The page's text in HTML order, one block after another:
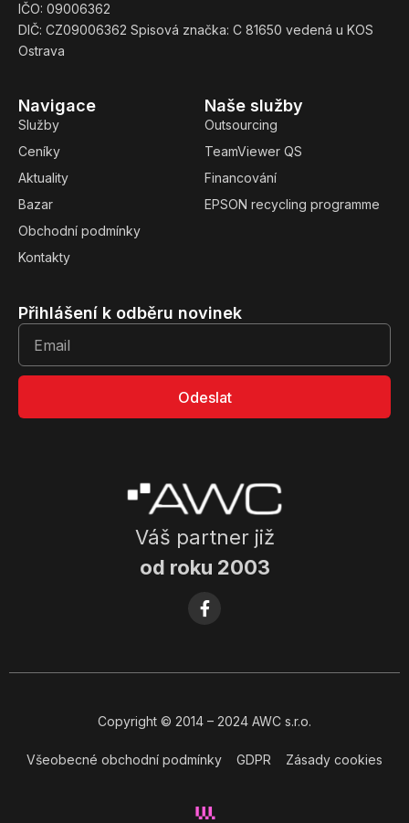
Váš partner již
od roku 2003
Naše služby
Outsourcing
TeamViewer QS
Financování
EPSON recycling programme
Navigace
Služby
Ceníky
Aktuality
Bazar
Obchodní podmínky
Kontakty
IČO: 09006362
DIČ: CZ09006362 Spisová značka: C 81650 vedená u KOS
Ostrava
Přihlášení k odběru novinek
Odeslat
Copyright © 2014 – 2024 AWC s.r.o.
Všeobecné obchodní podmínky GDPR Zásady cookies